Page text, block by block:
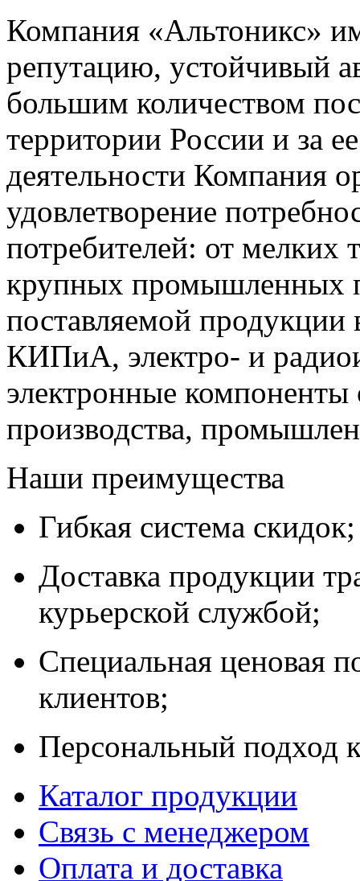
Компания «Альтоникс»
репутацию, устойчивый
большим количеством
территории России и за
деятельности Компания
удовлетворение
потребителей: от мелких
крупных промышленных
поставляемой продукции
КИПиА, электро- и
электронные компоненты
производства,
Наши преимущества
Гибкая система скидок;
Доставка продукции
курьерской службой;
Специальная ценовая
клиентов;
Персональный подход
Каталог продукции
Связь с менеджером
Оплата и доставка